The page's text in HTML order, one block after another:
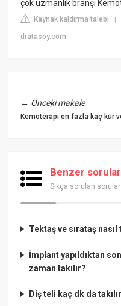
çok uzmanlık branşı
Kaynak kaldırma talebi
dratasoy.com
← Önceki makale
Kemoterapi en fazla kaç kür
Benzer sorular
Sıkça sorulan sorular
Tektaş ve sırataş nasıl
İmplant yapıldıktan
zaman takılır?
Diş teli kaç dk da